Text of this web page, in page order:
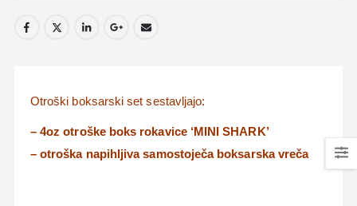
Otroški boksarski set sestavljajo:
– 4oz otroške boks rokavice ‘MINI SHARK’
– otroška napihljiva samostoječa boksarska vreča